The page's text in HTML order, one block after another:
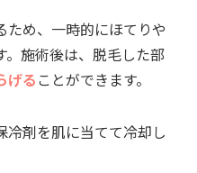
ため、一時的にほてりや
。施術後は、脱毛した部
げる ことができます。
冷剤を肌に当てて冷却し